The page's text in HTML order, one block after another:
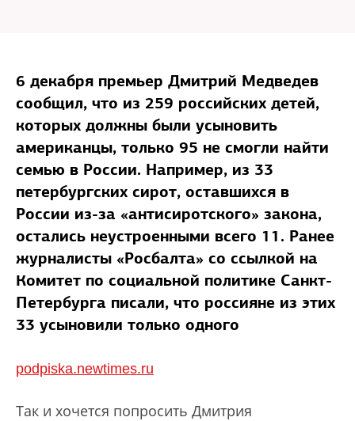
6 декабря премьер Дмитрий Медведев
сообщил, что из 259 российских детей,
которых должны были усыновить
американцы, только 95 не смогли найти
семью в России. Например, из 33
петербургских сирот, оставшихся в
России из-за «антисиротского» закона,
остались неустроенными всего 11. Ранее
журналисты «Росбалта» со ссылкой на
Комитет по социальной политике Санкт-
Петербурга писали, что россияне из этих
33 усыновили только одного
podpiska.newtimes.ru
Так и хочется попросить Дмитрия